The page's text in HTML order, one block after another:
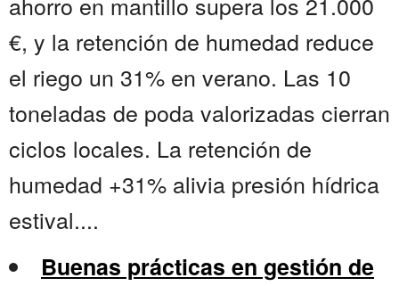
€, y la retención de humedad reduce
el riego un 31% en verano. Las 10
toneladas de poda valorizadas cierran
ciclos locales. La retención de
humedad +31% alivia presión hídrica
estival....
Buenas prácticas en gestión de